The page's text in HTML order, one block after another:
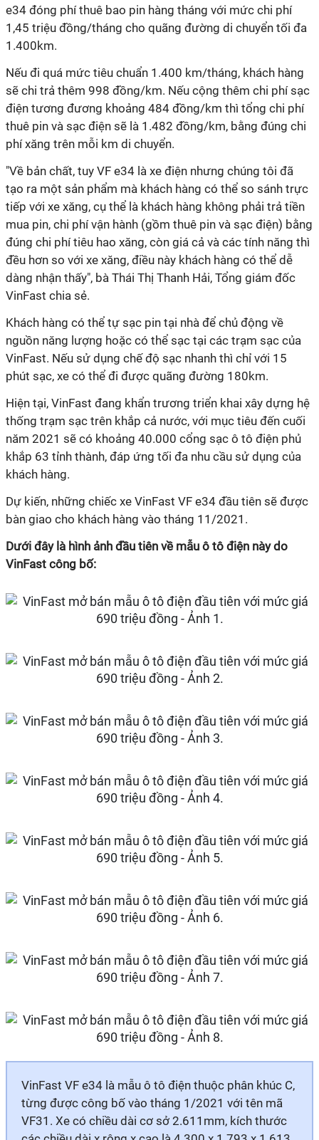
e34 đóng phí thuê bao pin hàng tháng với mức chi phí
1,45 triệu đồng/tháng cho quãng đường di chuyển tối đa
1.400km.
Nếu đi quá mức tiêu chuẩn 1.400 km/tháng, khách hàng
sẽ chi trả thêm 998 đồng/km. Nếu cộng thêm chi phí sạc
điện tương đương khoảng 484 đồng/km thì tổng chi phí
thuê pin và sạc điện sẽ là 1.482 đồng/km, bằng đúng chi
phí xăng trên mỗi km di chuyển.
"Về bản chất, tuy VF e34 là xe điện nhưng chúng tôi đã
tạo ra một sản phẩm mà khách hàng có thể so sánh trực
tiếp với xe xăng, cụ thể là khách hàng không phải trả tiền
mua pin, chi phí vận hành (gồm thuê pin và sạc điện) bằng
đúng chi phí tiêu hao xăng, còn giá cả và các tính năng thì
đều hơn so với xe xăng, điều này khách hàng có thể dễ
dàng nhận thấy", bà Thái Thị Thanh Hải, Tổng giám đốc
VinFast chia sẻ.
Khách hàng có thể tự sạc pin tại nhà để chủ động về
nguồn năng lượng hoặc có thể sạc tại các trạm sạc của
VinFast. Nếu sử dụng chế độ sạc nhanh thì chỉ với 15
phút sạc, xe có thể đi được quãng đường 180km.
Hiện tại, VinFast đang khẩn trương triển khai xây dựng hệ
thống trạm sạc trên khắp cả nước, với mục tiêu đến cuối
năm 2021 sẽ có khoảng 40.000 cổng sạc ô tô điện phủ
khắp 63 tỉnh thành, đáp ứng tối đa nhu cầu sử dụng của
khách hàng.
Dự kiến, những chiếc xe VinFast VF e34 đầu tiên sẽ được
bàn giao cho khách hàng vào tháng 11/2021.
Dưới đây là hình ảnh đầu tiên về mẫu ô tô điện này do
VinFast công bố:
VinFast VF e34 là mẫu ô tô điện thuộc phân khúc C,
từng được công bố vào tháng 1/2021 với tên mã
VF31. Xe có chiều dài cơ sở 2.611mm, kích thước